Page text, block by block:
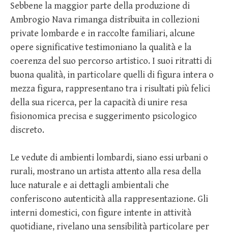
Sebbene la maggior parte della produzione di
Ambrogio Nava rimanga distribuita in collezioni
private lombarde e in raccolte familiari, alcune
opere significative testimoniano la qualità e la
coerenza del suo percorso artistico. I suoi ritratti di
buona qualità, in particolare quelli di figura intera o
mezza figura, rappresentano tra i risultati più felici
della sua ricerca, per la capacità di unire resa
fisionomica precisa e suggerimento psicologico
discreto.
Le vedute di ambienti lombardi, siano essi urbani o
rurali, mostrano un artista attento alla resa della
luce naturale e ai dettagli ambientali che
conferiscono autenticità alla rappresentazione. Gli
interni domestici, con figure intente in attività
quotidiane, rivelano una sensibilità particolare per